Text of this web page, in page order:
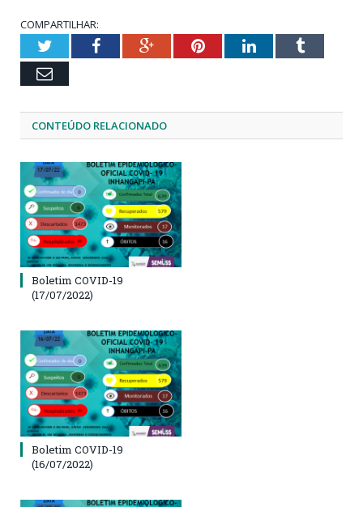
COMPARTILHAR:
TwitterFacebookGoogle+PinterestLinkedInTumblr
Email
CONTEÚDO RELACIONADO
Boletim COVID-19
(17/07/2022)
Boletim COVID-19
(16/07/2022)